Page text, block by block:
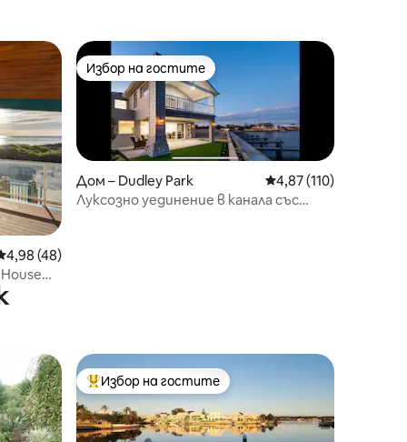
оценка: 4,98 от 5, 48 отзива
4,98 (48)
Избор на гостите
Избор на гостите
Дом – Dudley Park Средна оценка: 4,87
4,87 (110)
Луксозно уединение в канала със
Най-популярен избор на гостите
Избор на гостите